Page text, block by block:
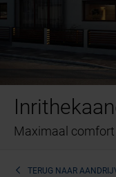
Maximaal
TERUG NAAR